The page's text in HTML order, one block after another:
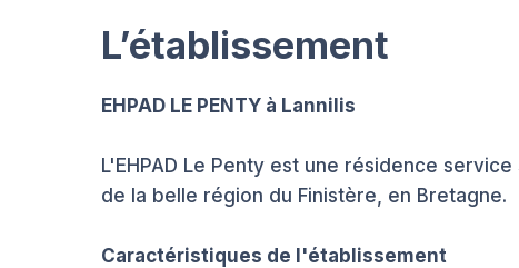
L’établissement
EHPAD LE PENTY à Lannilis
L'EHPAD Le Penty est une résidence
de la belle région du Finistère, en Bretagne.
Caractéristiques de l'établissement